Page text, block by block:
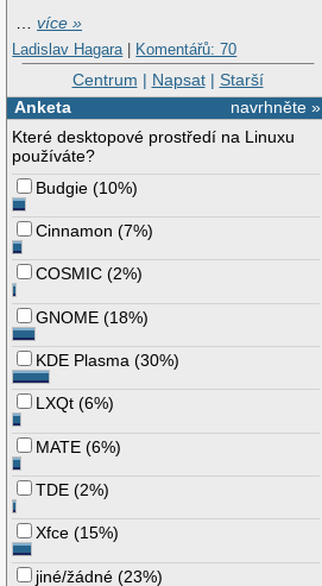
…více »
Ladislav Hagara | Komentářů: 70
Centrum | Napsat| Starší
navrhněte »
Anketa
Které desktopové prostředí na Linuxu
používáte?
Budgie (10%)
Cinnamon (7%)
COSMIC (2%)
GNOME (18%)
KDE Plasma (30%)
LXQt (6%)
MATE (6%)
TDE (2%)
Xfce (15%)
jiné/žádné (23%)